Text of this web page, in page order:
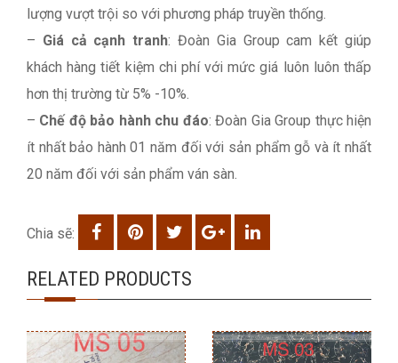
lượng vượt trội so với phương pháp truyền thống.
– Giá cả cạnh tranh: Đoàn Gia Group cam kết giúp
khách hàng tiết kiệm chi phí với mức giá luôn luôn thấp
hơn thị trường từ 5% -10%.
– Chế độ bảo hành chu đáo: Đoàn Gia Group thực hiện
ít nhất bảo hành 01 năm đối với sản phẩm gỗ và ít nhất
20 năm đối với sản phẩm ván sàn.
Chia sẽ:
RELATED PRODUCTS